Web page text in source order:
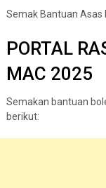
Semak Bantuan Asas
PORTAL
MAC 2025
Semakan bantuan
berikut: